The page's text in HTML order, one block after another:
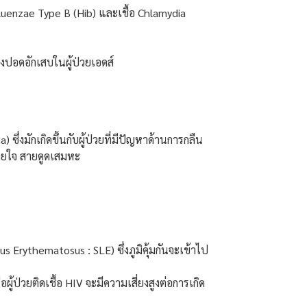
Type B (Hib) และเชื้อ Chlamydia
ปอดอักเสบในผู้ป่วยเอดส์
ซึ่งมักเกิดขึ้นกับผู้ป่วยที่มีปัญหาด้านการกลืน
ใจ สายดูดเสมหะ
Erythematosus : SLE) ซึ่งภูมิคุ้มกันจะเข้าไป
วยติดเชื้อ HIV จะมีความเสี่ยงสูงต่อการเกิด